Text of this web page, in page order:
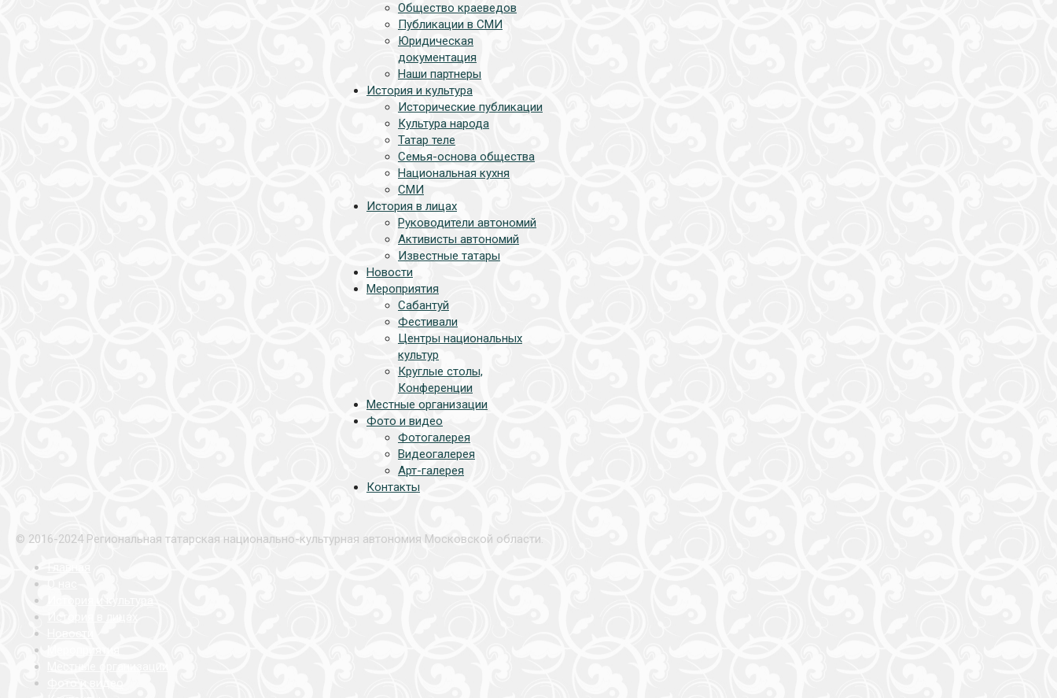
Общество краеведов
Публикации в СМИ
Юридическая
документация
Наши партнеры
История и культура
Исторические публикации
Культура народа
Татар теле
Семья-основа общества
Национальная кухня
СМИ
История в лицах
Руководители автономий
Активисты автономий
Известные татары
Новости
Мероприятия
Сабантуй
Фестивали
Центры национальных
культур
Круглые столы,
Конференции
Местные организации
Фото и видео
Фотогалерея
Видеогалерея
Арт-галерея
Контакты
© 2016-2024 Региональная татарская национально-культурная автономия Московской области.